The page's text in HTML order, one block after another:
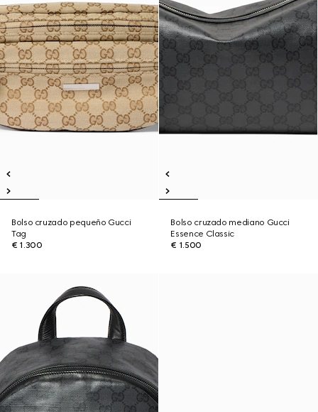
Bolso cruzado pequeño Gucci
Tag
€ 1.300
Bolso cruzado mediano Gucci
Essence Classic
€ 1.500